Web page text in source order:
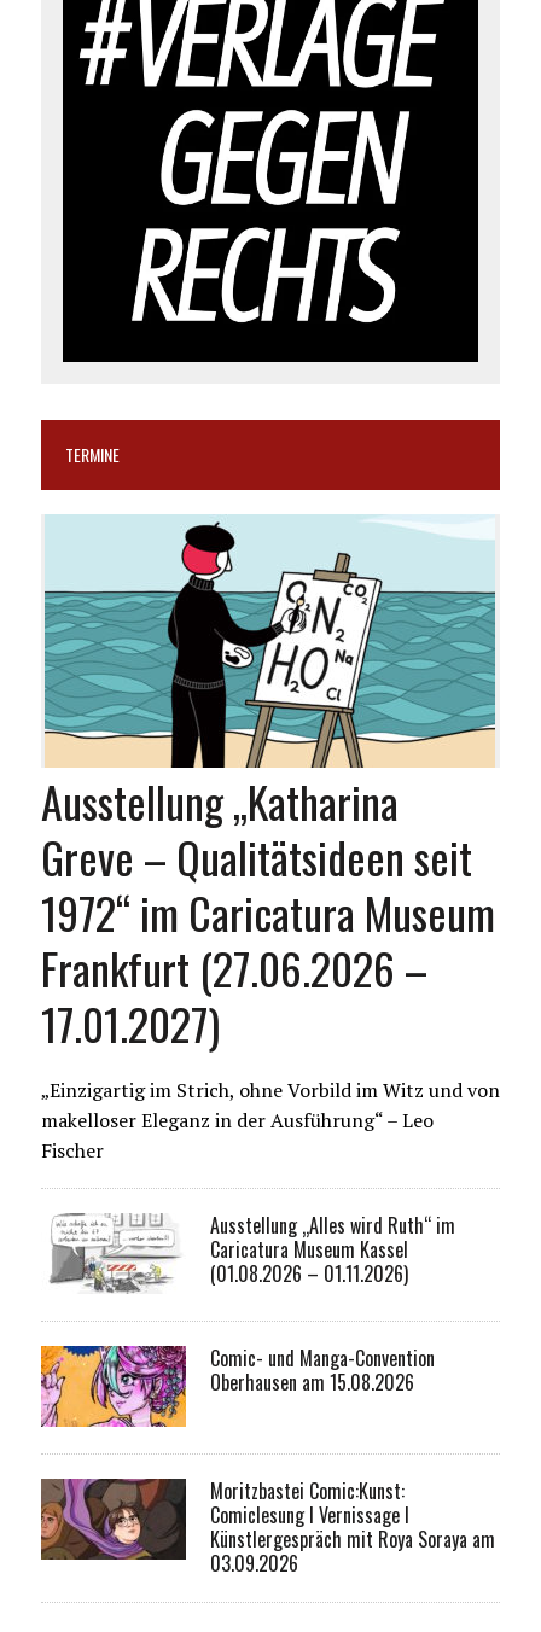
TERMINE
Ausstellung „Katharina
Greve – Qualitätsideen seit
1972“ im Caricatura Museum
Frankfurt (27.06.2026 –
17.01.2027)
„Einzigartig im Strich, ohne Vorbild im Witz und von
makelloser Eleganz in der Ausführung“ – Leo
Fischer
Ausstellung „Alles wird Ruth“ im
Caricatura Museum Kassel
(01.08.2026 – 01.11.2026)
Comic- und Manga-Convention
Oberhausen am 15.08.2026
Moritzbastei Comic:Kunst:
Comiclesung I Vernissage I
Künstlergespräch mit Roya Soraya am
03.09.2026